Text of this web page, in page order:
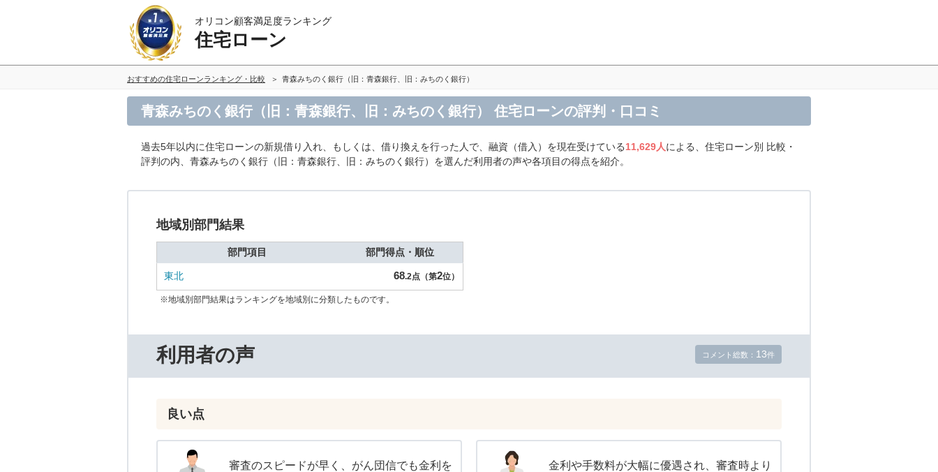
オリコン顧客満足度ランキング
住宅ローン
おすすめの住宅ローンランキング・比較 青森みちのく銀行（旧：青森銀行、旧：みちのく銀行）
青森みちのく銀行（旧：青森銀行、旧：みちのく銀行） 住宅ローンの評判・口コミ
過去5年以内に住宅ローンの新規借り入れ、もしくは、借り換えを行った人で、融資（借入）を現在受けている11,629人による、住宅ローン別 比較・
評判の内、青森みちのく銀行（旧：青森銀行、旧：みちのく銀行）を選んだ利用者の声や各項目の得点を紹介。
地域別部門結果
部門項目 部門得点・順位
東北 68.2点（第2位）
※地域別部門結果はランキングを地域別に分類したものです。
利用者の声 コメント総数： 13件
良い点
審査のスピードが早く、がん団信でも金利を
金利や手数料が大幅に優遇され、審査時より